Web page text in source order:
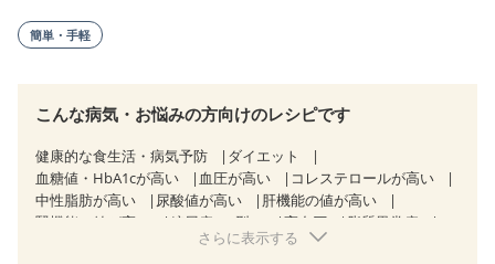
簡単・手軽
こんな病気・お悩みの方向けのレシピです
健康的な食生活・病気予防
ダイエット
血糖値・HbA1cが高い
血圧が高い
コレステロールが高い
中性脂肪が高い
尿酸値が高い
肝機能の値が高い
腎機能の値が高い
糖尿病（2型） 高血圧
脂質異常症
狭心症 心筋梗塞
さらに表示する